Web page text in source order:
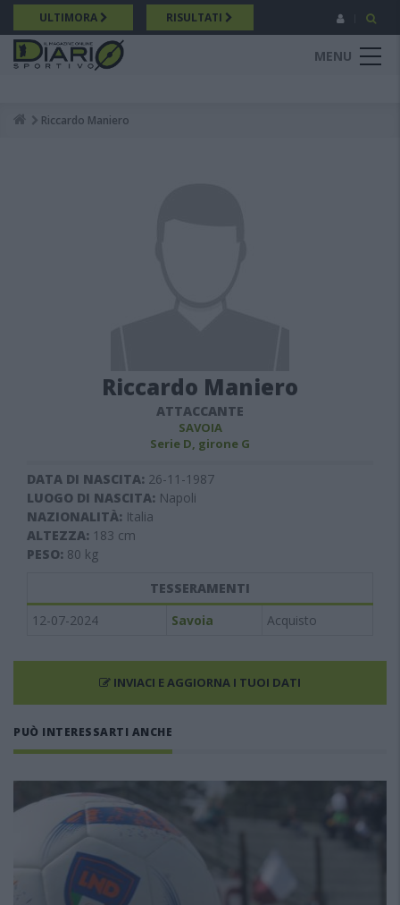
Salta
al
contenuto
principale
ULTIMORA RISULTATI
MENU
Breadcrumb
Riccardo Maniero
Riccardo Maniero
ATTACCANTE
SAVOIA
Serie D, girone G
DATA DI NASCITA: 26-11-1987
LUOGO DI NASCITA: Napoli
NAZIONALITÀ: Italia
ALTEZZA: 183 cm
PESO: 80 kg
TESSERAMENTI
12-07-2024
Savoia Acquisto
INVIACI E AGGIORNA I TUOI DATI
PUÒ INTERESSARTI ANCHE